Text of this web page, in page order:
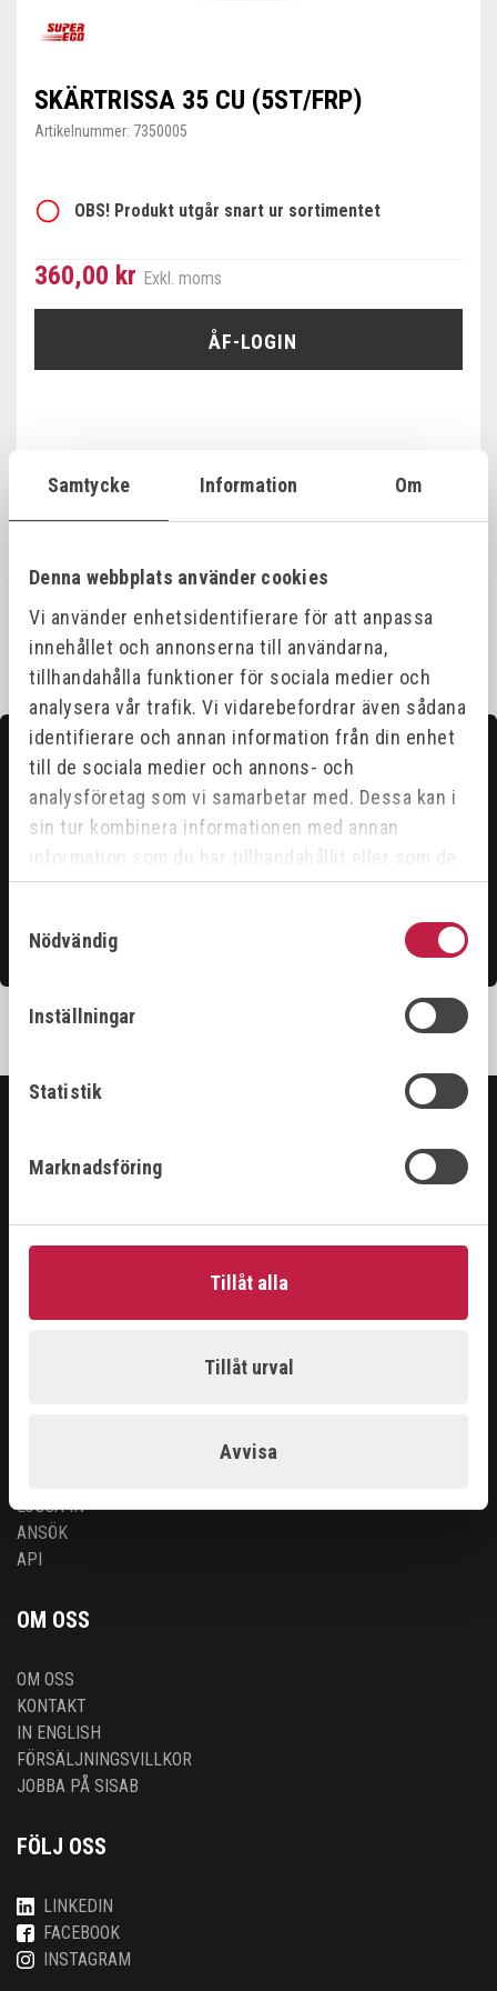
Samtycke Information Om
Denna webbplats använder cookies
Vi använder enhetsidentifierare för att anpassa
innehållet och annonserna till användarna,
tillhandahålla funktioner för sociala medier och
analysera vår trafik. Vi vidarebefordrar även sådana
identifierare och annan information från din enhet
till de sociala medier och annons- och
analysföretag som vi samarbetar med. Dessa kan i
sin tur kombinera informationen med annan
information som du har tillhandahållit eller som de
har samlat in när du har använt deras tjänster.
Nödvändig
Inställningar
Statistik
Marknadsföring
Tillåt alla
Tillåt urval
Avvisa
SKÄRTRISSA 35 CU (5ST/FRP)
Artikelnummer: 7350005
OBS! Produkt utgår snart ur sortimentet
360,00 kr Exkl. moms
ÅF-LOGIN
Kontakta oss
Hittar du inte det du söker?
Våra säljare är riktigt duktiga och hjälper gärna till för
att du ska få ut det bästa ur vårt sortiment.
Kontakta oss
GASUTRUSTNING
HANDVERKTYG
LOGGA IN
ANSÖK
API
OM OSS
OM OSS
KONTAKT
IN ENGLISH
FÖRSÄLJNINGSVILLKOR
JOBBA PÅ SISAB
FÖLJ OSS
LINKEDIN
FACEBOOK
INSTAGRAM